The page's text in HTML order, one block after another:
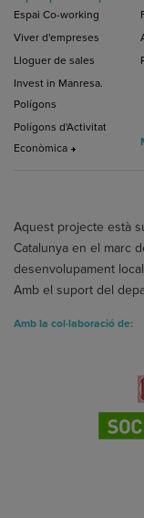
Espai Co-working
Viver d'empreses
Lloguer de sales
Invest in Manresa.
Polígons
Polígons d'Activitat
Econòmica
Aquest projecte està
Catalunya en el marc
desenvolupament local
Amb el suport del
Amb la col·laboració de: